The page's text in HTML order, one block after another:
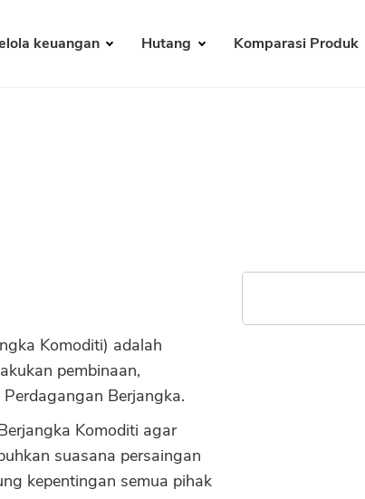
keuangan Hutang Komparasi Produk
Komoditi) adalah
pembinaan,
Berjangka.
Komoditi agar
suasana persaingan
kepentingan semua pihak